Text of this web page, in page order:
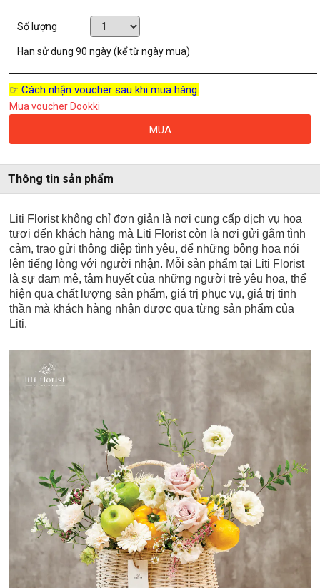
Số lượng
Hạn sử dụng90 ngày (kể từ ngày mua)
☞ Cách nhận voucher sau khi mua hàng.
Mua voucher Dookki
MUA
Thông tin sản phẩm
Liti Florist không chỉ đơn giản là nơi cung cấp dịch vụ hoa
tươi đến khách hàng mà Liti Florist còn là nơi gửi gắm tình
cảm, trao gửi thông điệp tình yêu, để những bông hoa nói
lên tiếng lòng với người nhận. Mỗi sản phẩm tại Liti Florist
là sự đam mê, tâm huyết của những người trẻ yêu hoa, thể
hiện qua chất lượng sản phẩm, giá trị phục vụ, giá trị tinh
thần mà khách hàng nhận được qua từng sản phẩm của
Liti.